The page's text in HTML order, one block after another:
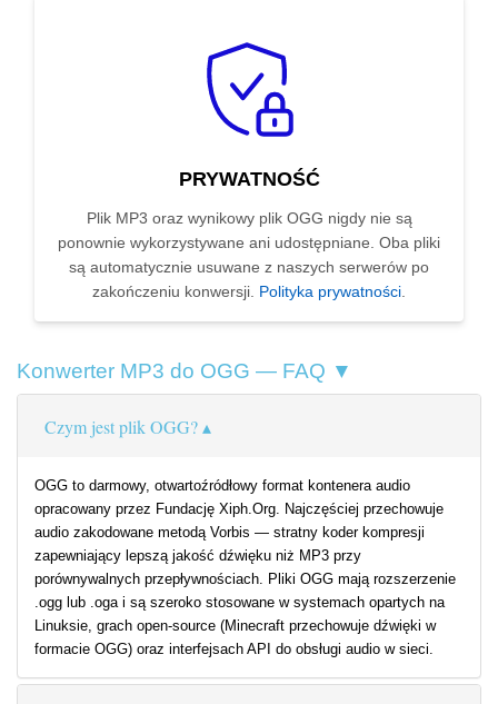
PRYWATNOŚĆ
Plik MP3 oraz wynikowy plik OGG nigdy nie są
ponownie wykorzystywane ani udostępniane. Oba pliki
są automatycznie usuwane z naszych serwerów po
zakończeniu konwersji. Polityka prywatności.
Konwerter MP3 do OGG — FAQ ▼
Czym jest plik OGG?
OGG to darmowy, otwartoźródłowy format kontenera audio
opracowany przez Fundację Xiph.Org. Najczęściej przechowuje
audio zakodowane metodą Vorbis — stratny koder kompresji
zapewniający lepszą jakość dźwięku niż MP3 przy
porównywalnych przepływnościach. Pliki OGG mają rozszerzenie
.ogg lub .oga i są szeroko stosowane w systemach opartych na
Linuksie, grach open-source (Minecraft przechowuje dźwięki w
formacie OGG) oraz interfejsach API do obsługi audio w sieci.